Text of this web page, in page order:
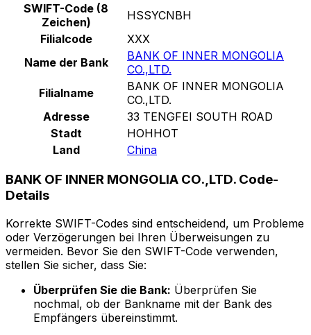
SWIFT-Code (8
Zeichen)
HSSYCNBH
Filialcode
XXX
Name der Bank
BANK OF INNER MONGOLIA
CO.,LTD.
Filialname
BANK OF INNER MONGOLIA
CO.,LTD.
Adresse
33 TENGFEI SOUTH ROAD
Stadt
HOHHOT
Land
China
BANK OF INNER MONGOLIA CO.,LTD. Code-
Details
Korrekte SWIFT-Codes sind entscheidend, um Probleme
oder Verzögerungen bei Ihren Überweisungen zu
vermeiden. Bevor Sie den SWIFT-Code verwenden,
stellen Sie sicher, dass Sie:
Überprüfen Sie die Bank: Überprüfen Sie
nochmal, ob der Bankname mit der Bank des
Empfängers übereinstimmt.